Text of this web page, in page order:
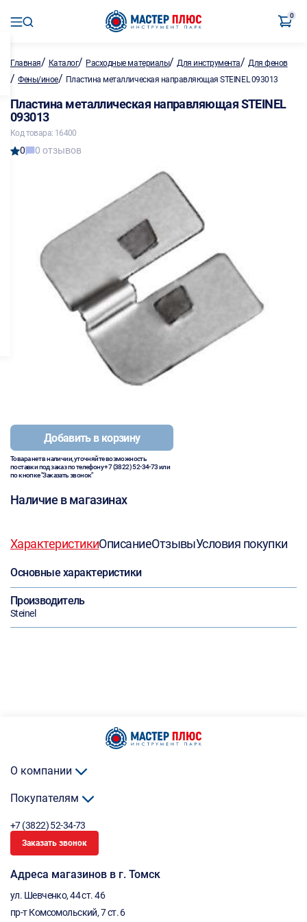
0
Главная/ Каталог/ Расходные материалы/Для инструмента/ Для фенов
/ Фены/иное/ Пластина металлическая направляющая STEINEL 093013
Пластина металлическая направляющая STEINEL
093013
Код товара: 16400
0 0 отзывов
Добавить в корзину
Товара нет в наличии, уточняйте возможность
поставки под заказ по телефону+7 (3822) 52-34-73или
по кнопке "Заказать звонок"
Наличие в магазинах
ХарактеристикиОписаниеОтзывыУсловия покупки
Основные характеристики
Производитель
Steinel
О компании
Покупателям
+7 (3822) 52-34-73
Заказать звонок
Адреса магазинов в г. Томск
ул. Шевченко, 44 ст. 46
пр-т Комсомольский, 7 ст. 6